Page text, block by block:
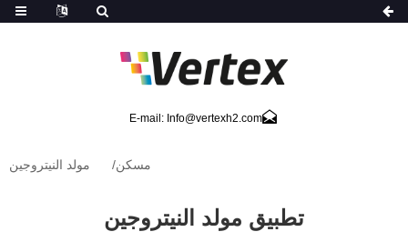
E-mail: Info@vertexh2.com
مسكن مولد النيتروجين
تطبيق مولد النيتروجين